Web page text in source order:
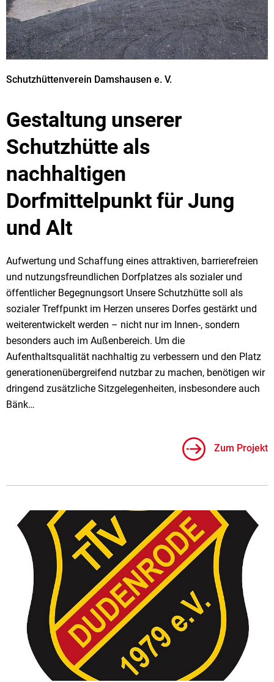
Gestaltung unserer
Schutzhütte als
nachhaltigen
Dorfmittelpunkt für Jung
und Alt
Schutzhüttenverein Damshausen e. V.
Aufwertung und Schaffung eines attraktiven, barrierefreien
und nutzungsfreundlichen Dorfplatzes als sozialer und
öffentlicher Begegnungsort Unsere Schutzhütte soll als
sozialer Treffpunkt im Herzen unseres Dorfes gestärkt und
weiterentwickelt werden – nicht nur im Innen-, sondern
besonders auch im Außenbereich. Um die
Aufenthaltsqualität nachhaltig zu verbessern und den Platz
generationenübergreifend nutzbar zu machen, benötigen wir
dringend zusätzliche Sitzgelegenheiten, insbesondere auch
Bänk…
Zum Projekt